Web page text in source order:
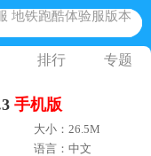
星空共庆周年
黎明觉醒生机国际服
特曼游戏
地铁跑酷体验服版本
排行 专题
手机版
大小：26.5M
语言：中文